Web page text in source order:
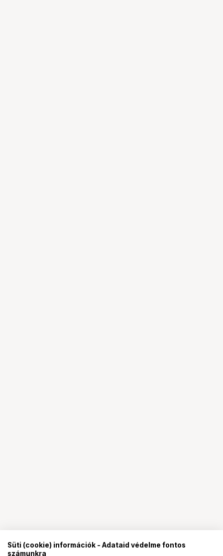
Süti (cookie) információk - Adataid védelme fontos
számunkra